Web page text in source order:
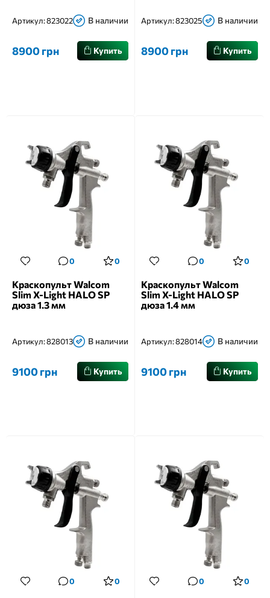
Артикул:823022 В наличии
8900 грн Купить
Артикул:823025 В наличии
8900 грн Купить
0 0
Краскопульт Walcom
Slim X-Light HALO SP
дюза 1.3 мм
Артикул:828013 В наличии
9100 грн Купить
0 0
Краскопульт Walcom
Slim X-Light HALO SP
дюза 1.4 мм
Артикул:828014 В наличии
9100 грн Купить
0 0 0 0